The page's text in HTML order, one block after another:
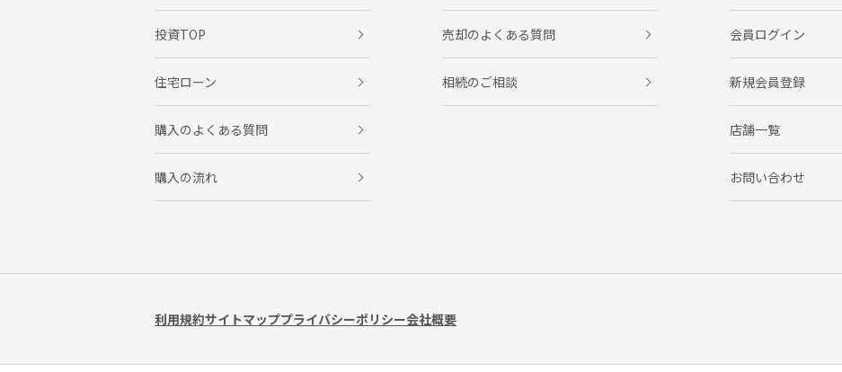
投資TOP
住宅ローン
購入のよくある質問
購入の流れ
売却のよくある質問
相続のご相談
会員ログイン
新規会員登録
店舗一覧
お問い合わせ
利用規約サイトマッププライバシーポリシー会社概要